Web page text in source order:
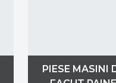
PIESE MASINI